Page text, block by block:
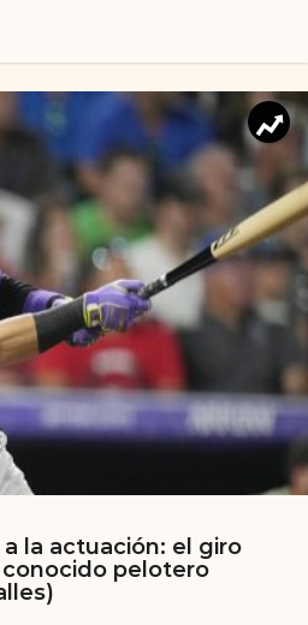
la actuación: el giro
pelotero